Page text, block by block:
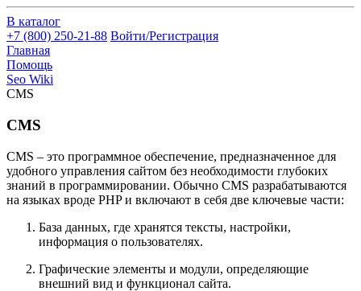
В каталог
+7 (800) 250-21-88 Войти/Регистрация
Главная
Помощь
Seo Wiki
CMS
CMS
CMS – это программное обеспечение, предназначенное для
удобного управления сайтом без необходимости глубоких
знаний в программировании. Обычно CMS разрабатываются
на языках вроде PHP и включают в себя две ключевые части:
База данных, где хранятся тексты, настройки,
информация о пользователях.
Графические элементы и модули, определяющие
внешний вид и функционал сайта.